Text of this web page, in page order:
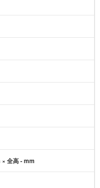
カー
全高 - mm